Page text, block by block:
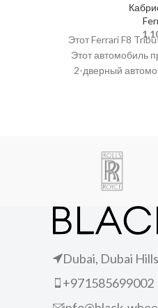
Этот Ferrari F8
Этот автомобиль
2-дверный
Dubai, Dubai
+971585699002